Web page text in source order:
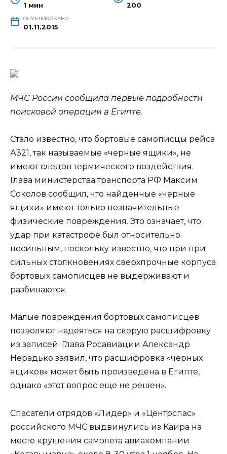
1 мин 200
ОПУБЛИКОВАНО
01.11.2015
МЧС России сообщила первые подробности
поисковой операции в Египте.
Стало известно, что бортовые самописцы рейса
А321, так называемые «черные ящики», не
имеют следов термического воздействия.
Глава министерства транспорта РФ Максим
Соколов сообщил, что найденные «черные
ящики» имеют только незначительные
физические повреждения. Это означает, что
удар при катастрофе был относительно
несильным, поскольку известно, что при при
сильных столкновениях сверхпрочные корпуса
бортовых самописцев не выдерживают и
разбиваются.
Малые повреждения бортовых самописцев
позволяют надеяться на скорую расшифровку
из записей. Глава Росавиации Александр
Нерадько заявил, что расшифровка «черных
ящиков» может быть произведена в Египте,
однако «этот вопрос еще не решен».
Спасатели отрядов «Лидер» и «Центрспас»
российского МЧС выдвинулись из Каира на
место крушения самолета авиакомпании